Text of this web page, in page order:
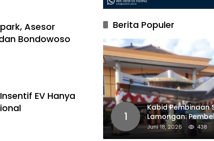
Asesor
Bondowoso
EV Hanya
Berita Populer
1
Kabid Pembinaan
Lamongan:
Pendamping
Dipaksakan
Juni 18, 2026 438